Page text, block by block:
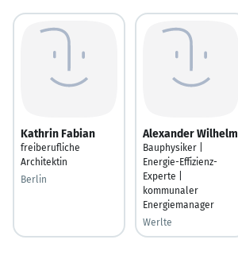
Kathrin Fabian
freiberufliche
Architektin
Berlin
Alexander Wilhelm
Bauphysiker |
Energie-Effizienz-
Experte |
kommunaler
Energiemanager
Werlte